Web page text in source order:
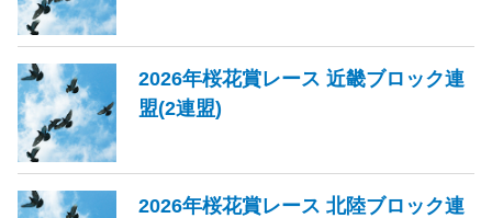
2026年桜花賞レース 近畿ブロック連
盟(2連盟)
2026年桜花賞レース 北陸ブロック連